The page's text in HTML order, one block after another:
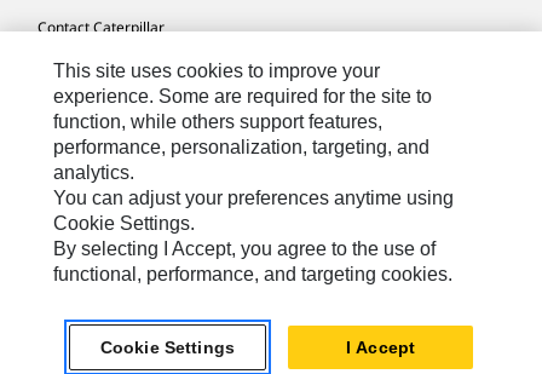
Contact Caterpillar
Mijn Marketingvoorkeuren
Site Map
Cookie Settings
Legal
Privacy
Europe-Dutch© 2026 Caterpillar. Alle rechten voorbehouden.
This site uses cookies to improve your
experience. Some are required for the site to
function, while others support features,
performance, personalization, targeting, and
analytics.
You can adjust your preferences anytime using
Cookie Settings.
By selecting I Accept, you agree to the use of
functional, performance, and targeting cookies.
Cookie Settings I Accept